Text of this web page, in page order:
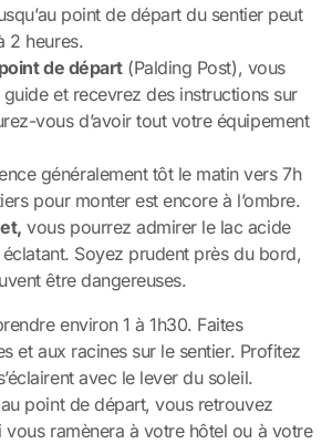
point de départ du sentier peut
2 heures.
point de départ(Palding Post), vous
et recevrez des instructions sur
vous d’avoir tout votre équipement
généralement tôt le matin vers 7h
pour monter est encore à l’ombre.
vous pourrez admirer le lac acide
éclatant. Soyez prudent près du bord,
être dangereuses.
environ 1 à 1h30. Faites
et aux racines sur le sentier. Profitez
avec le lever du soleil.
point de départ, vous retrouvez
ramènera à votre hôtel ou à votre